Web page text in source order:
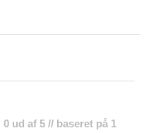
0 ud af 5 // baseret på 1